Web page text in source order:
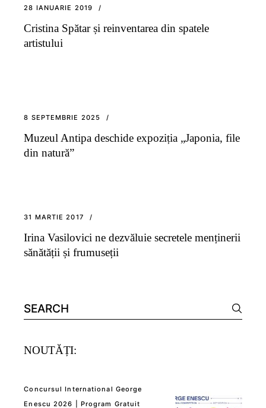
28 IANUARIE 2019
Cristina Spătar și reinventarea din spatele
artistului
8 SEPTEMBRIE 2025
Muzeul Antipa deschide expoziția „Japonia, file
din natură”
31 MARTIE 2017
Irina Vasilovici ne dezvăluie secretele menținerii
sănătății și frumuseții
Search
for:
NOUTĂȚI:
Concursul International George
Enescu 2026 | Program Gratuit